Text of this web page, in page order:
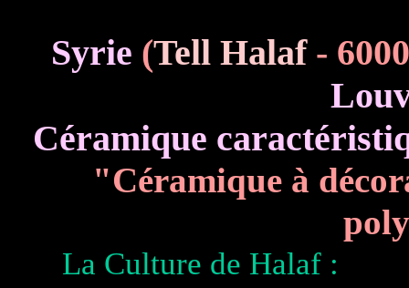
Syrie (Tell Halaf-
Céramique
"Céramique à
La Culture de Halaf :